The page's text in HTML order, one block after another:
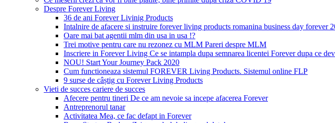
Despre Forever Living
36 de ani Forever Livinig Products
Intalnire de afacere si instruire forever living products romanina business day forever
Oare mai bat agentii mlm din usa in usa !?
Trei motive pentru care nu rezonez cu MLM Pareri despre MLM
Inscriere in Forever Living Ce se intampla dupa semnarea licentei Forever dupa ce
NOU! Start Your Journey Pack 2020
Cum functioneaza sistemul FOREVER Living Products. Sistemul online FLP
9 surse de câștig cu Forever Living Products
Vieti de succes cariere de succes
Afecere pentru tineri De ce am nevoie sa incepe afacerea Forever
Antreprenorul tanar
Activitatea Mea, ce fac defapt in Forever